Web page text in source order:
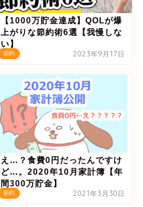
節約
【1000万貯金達成】QOLが爆
上がりな節約術6選【我慢しな
い】
2023年9月17日
節約
え…？食費0円だったんですけ
ど…。2020年10月家計簿【年
間300万貯金】
2021年3月30日